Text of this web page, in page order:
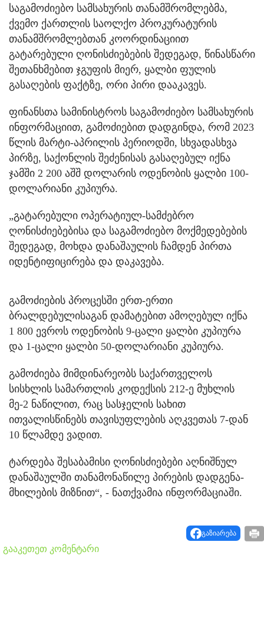
საგამოძიებო სამსახურის თანამშრომლებმა,
ქვემო ქართლის საოლქო პროკურატურის
თანამშრომლებთან კოორდინაციით
გატარებული ღონისძიებების შედეგად, წინასწარი
შეთანხმებით ჯგუფის მიერ, ყალბი ფულის
გასაღების ფაქტზე, ორი პირი დააკავეს.
ფინანსთა სამინისტროს საგამოძიებო სამსახურის
ინფორმაციით, გამოძიებით დადგინდა, რომ 2023
წლის მარტი-აპრილის პერიოდში, სხვადასხვა
პირზე, საქონლის შეძენისას გასაღებულ იქნა
ჯამში 2 200 აშშ დოლარის ოდენობის ყალბი 100-
დოლარიანი კუპიურა.
„გატარებული ოპერატიულ-სამძებრო
ღონისძიებებისა და საგამოძიებო მოქმედებების
შედეგად, მოხდა დანაშაულის ჩამდენ პირთა
იდენტიფიცირება და დაკავება.
გამოძიების პროცესში ერთ-ერთი
ბრალდებულისაგან დამატებით ამოღებულ იქნა
1 800 ევროს ოდენობის 9-ცალი ყალბი კუპიურა
და 1-ცალი ყალბი 50-დოლარიანი კუპიურა.
გამოძიება მიმდინარეობს საქართველოს
სისხლის სამართლის კოდექსის 212-ე მუხლის
მე-2 ნაწილით, რაც სასჯელის სახით
ითვალისწინებს თავისუფლების აღკვეთას 7-დან
10 წლამდე ვადით.
ტარდება შესაბამისი ღონისძიებები აღნიშნულ
დანაშაულში თანამონაწილე პირების დადგენა-
მხილების მიზნით“, - ნათქვამია ინფორმაციაში.
გაზიარება
გააკეთეთ კომენტარი